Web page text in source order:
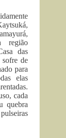
região
das
de
para
elas
cada
quebra